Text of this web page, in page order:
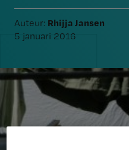
Auteur: Rhijja Jansen
5 januari 2016